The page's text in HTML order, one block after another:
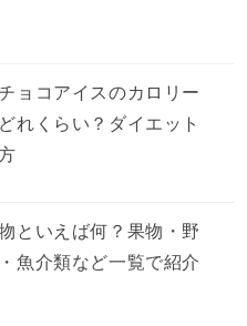
ョコアイスのカロリー
れくらい？ダイエット
といえば何？果物・野
魚介類など一覧で紹介